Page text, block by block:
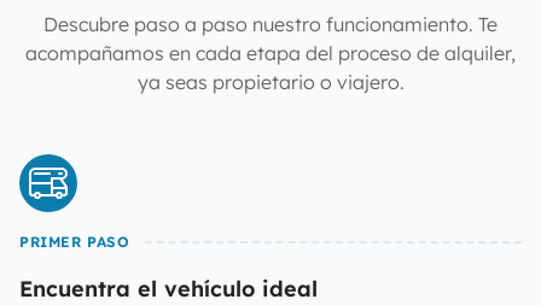
Descubre paso a paso nuestro funcionamiento. Te
acompañamos en cada etapa del proceso de alquiler,
ya seas propietario o viajero.
PRIMER PASO
Encuentra el vehículo ideal